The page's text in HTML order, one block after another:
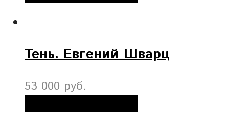
Тень. Евгений Шварц
53 000 руб.